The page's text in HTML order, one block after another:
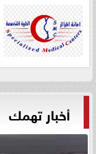
أخبار تهمك